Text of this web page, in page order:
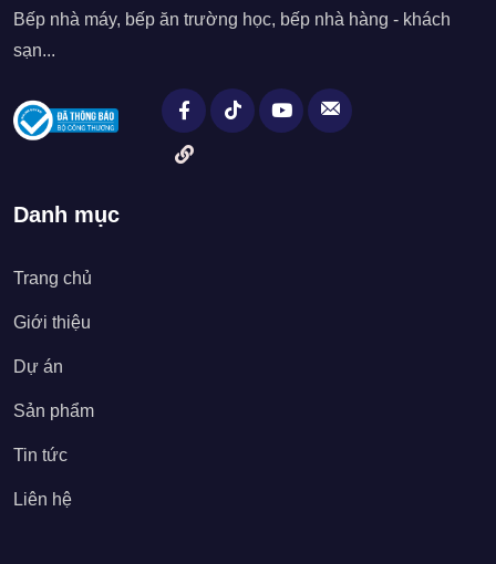
Bếp nhà máy, bếp ăn trường học, bếp nhà hàng - khách
sạn...
Danh mục
Trang chủ
Giới thiệu
Dự án
Sản phẩm
Tin tức
Liên hệ